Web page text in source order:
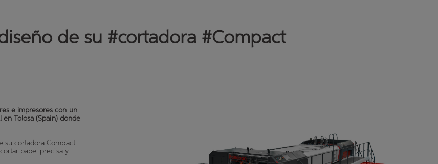
de su #cortadora #Compact
e impresores con un
Tolosa (Spain) donde
su cortadora Compact.
papel precisa y